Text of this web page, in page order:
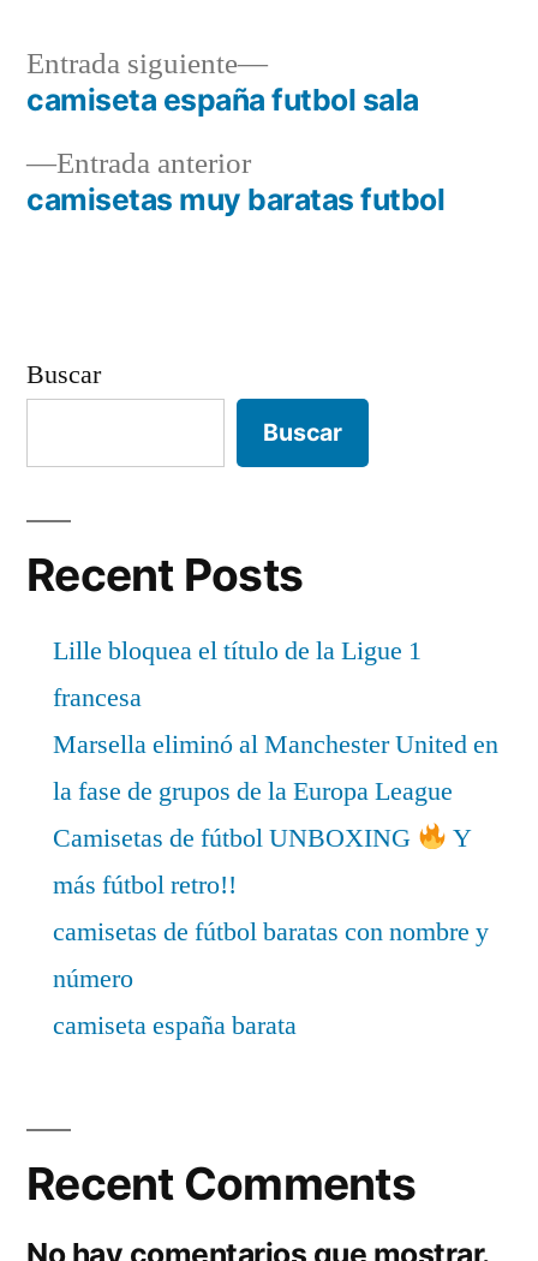
Navegación
deEntrada anteriorEntrada
anterior:
camisetas muy baratas futbol
Entrada siguiente
Entrada
siguiente:
camiseta españa futbol sala
Buscar
Buscar
Recent Posts
Lille bloquea el título de la Ligue 1
francesa
Marsella eliminó al Manchester United en
la fase de grupos de la Europa League
Camisetas de fútbol UNBOXING
Y
más fútbol retro!!
camisetas de fútbol baratas con nombre y
número
camiseta españa barata
Recent Comments
No hay comentarios que mostrar.